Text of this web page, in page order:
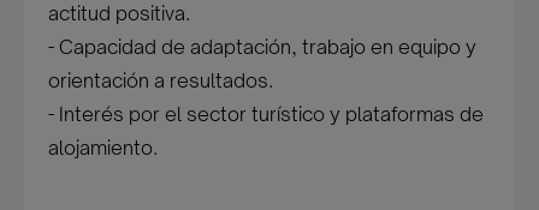
actitud positiva.
- Capacidad de adaptación, trabajo en equipo y
orientación a resultados.
- Interés por el sector turístico y plataformas de
alojamiento.